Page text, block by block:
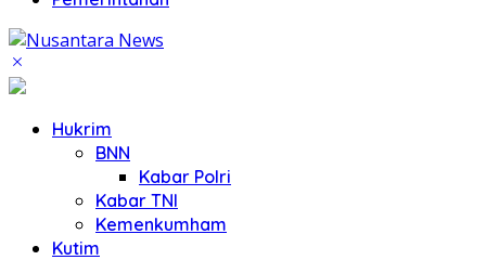
Hukrim
BNN
Kabar Polri
Kabar TNI
Kemenkumham
Kutim